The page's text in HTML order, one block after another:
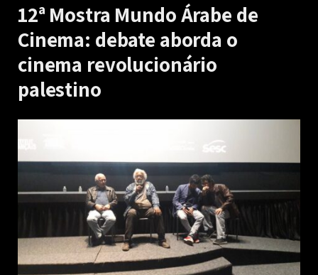
12ª Mostra Mundo Árabe de
Cinema: debate aborda o
cinema revolucionário
palestino